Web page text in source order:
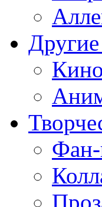
Фан-